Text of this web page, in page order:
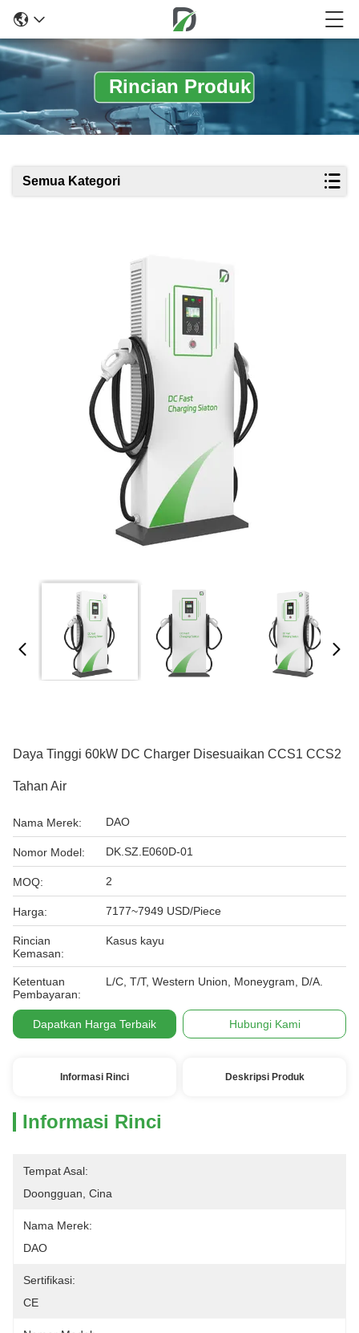
Rincian Produk
Semua Kategori
Daya Tinggi 60kW DC Charger Disesuaikan CCS1 CCS2
Tahan Air
Nama Merek: DAO
Nomor Model: DK.SZ.E060D-01
MOQ: 2
Harga: 7177~7949 USD/Piece
Rincian
Kemasan:
Kasus kayu
Ketentuan
Pembayaran:
L/C, T/T, Western Union, Moneygram, D/A.
Dapatkan Harga Terbaik Hubungi Kami
Informasi Rinci Deskripsi Produk
Informasi Rinci
Tempat Asal:
Doongguan, Cina
Nama Merek:
DAO
Sertifikasi:
CE